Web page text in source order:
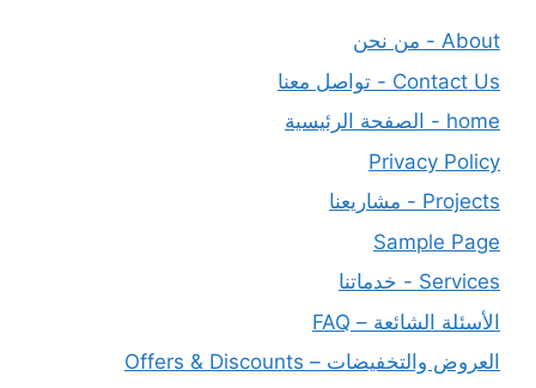
About - من نحن
Contact Us - تواصل معنا
home - الصفحة الرئيسية
Privacy Policy
Projects - مشاريعنا
Sample Page
Services - خدماتنا
الأسئلة الشائعة – FAQ
العروض والتخفيضات – Offers & Discounts